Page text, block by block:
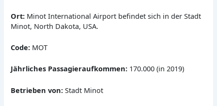
Ort: Minot International Airport befindet sich in der Stadt
Minot, North Dakota, USA.
Code: MOT
Jährliches Passagieraufkommen: 170.000 (in 2019)
Betrieben von: Stadt Minot